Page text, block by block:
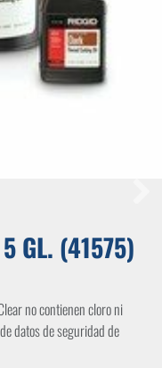
GL. (41575)
no contienen cloro ni
datos de seguridad de